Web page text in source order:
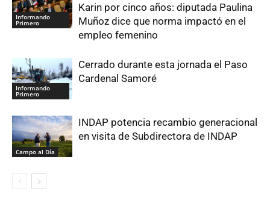
Informando
Primero
Karin por cinco años: diputada Paulina
Muñoz dice que norma impactó en el
empleo femenino
Informando
Primero
Cerrado durante esta jornada el Paso
Cardenal Samoré
Campo al Día
INDAP potencia recambio generacional
en visita de Subdirectora de INDAP